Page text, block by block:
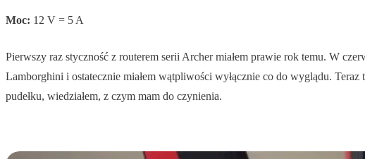
Moc: 12 V = 5 A
Pierwszy raz styczność z routerem serii Archer miałem prawie rok temu. W
Lamborghini i ostatecznie miałem wątpliwości wyłącznie co do wyglądu.
pudełku, wiedziałem, z czym mam do czynienia.